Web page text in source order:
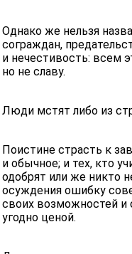
Однако же нельзя
сограждан,
и нечестивость: всем
но не славу.
Люди мстят либо из
Поистине страсть к
и обычное; и тех, кто
одобрят или же никто
осуждения ошибку
своих возможностей и
угодно ценой.